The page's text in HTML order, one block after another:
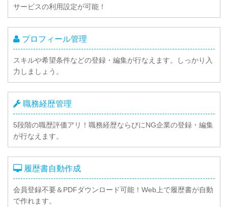
サービスの利用設定が可能！
プロフィール管理
スキルや希望条件などの登録・編集が行なえます。しっかり入
力しましょう。
職務経歴管理
5段階の職歴評価アリ！職務経歴ならびにNG企業の登録・編集
が行なえます。
履歴書自動作成
会員登録不要＆PDFダウンロード可能！Web上で履歴書が自動
で作れます。